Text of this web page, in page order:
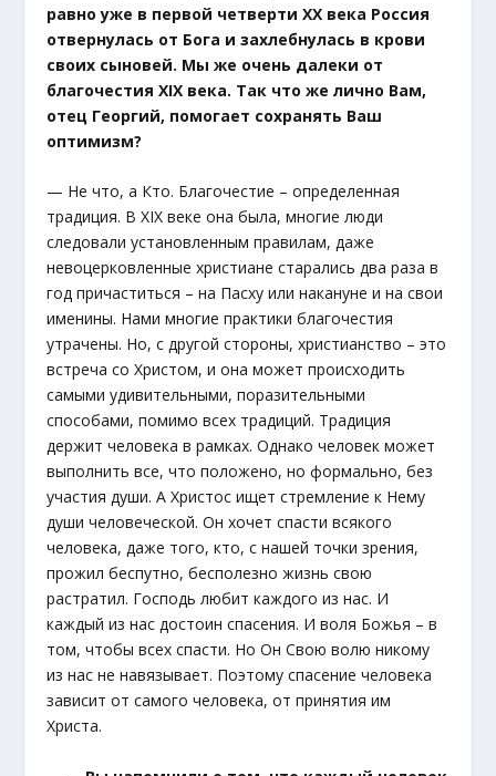
равно уже в первой четверти ХХ века Россия
отвернулась от Бога и захлебнулась в крови
своих сыновей. Мы же очень далеки от
благочестияXIX века. Так что же лично Вам,
отец Георгий, помогает сохранять Ваш
оптимизм?
— Не что, а Кто. Благочестие – определенная
традиция. В XIX веке она была, многие люди
следовали установленным правилам, даже
невоцерковленные христиане старались два раза в
год причаститься – на Пасху или накануне и на свои
именины. Нами многие практики благочестия
утрачены. Но, с другой стороны, христианство – это
встреча со Христом, и она может происходить
самыми удивительными, поразительными
способами, помимо всех традиций. Традиция
держит человека в рамках. Однако человек может
выполнить все, что положено, но формально, без
участия души. А Христос ищет стремление к Нему
души человеческой. Он хочет спасти всякого
человека, даже того, кто, с нашей точки зрения,
прожил беспутно, бесполезно жизнь свою
растратил. Господь любит каждого из нас. И
каждый из нас достоин спасения. И воля Божья – в
том, чтобы всех спасти. Но Он Свою волю никому
из нас не навязывает. Поэтому спасение человека
зависит от самого человека, от принятия им
Христа.